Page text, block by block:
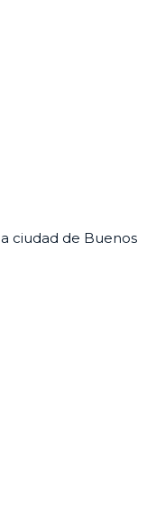
ciudad de Buenos